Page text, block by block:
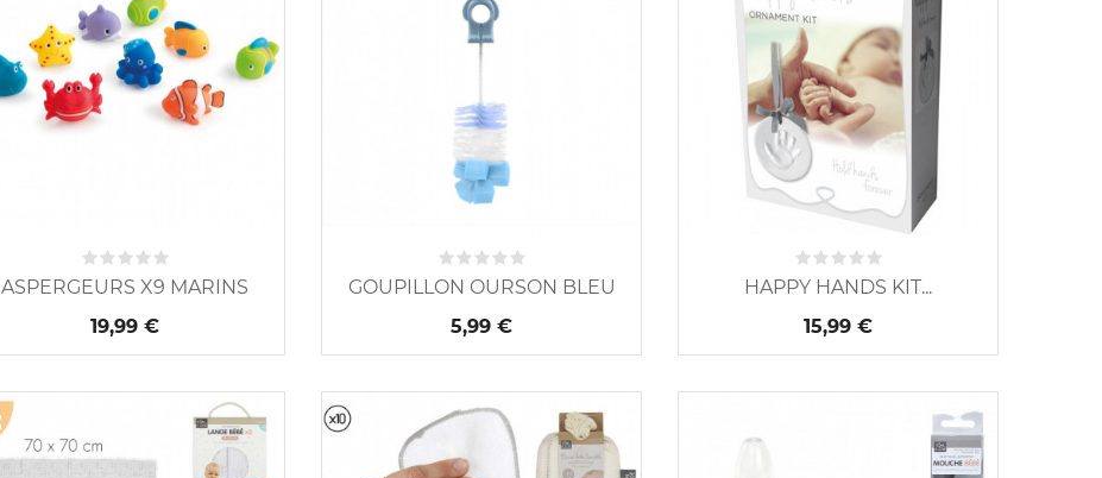
ASPERGEURS X9 MARINS
19,99 €
GOUPILLON OURSON BLEU
5,99 €
HAPPY HANDS KIT...
15,99 €
Nouveau Nouveau